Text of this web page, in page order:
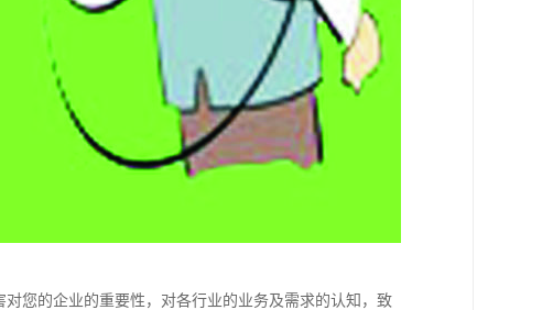
您的企业的重要性，对各行业的业务及需求的认知，致